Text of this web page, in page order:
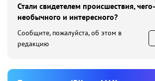
Стали свидетелем происшествия,
необычного и интересного?
Сообщите, пожалуйста, об этом в
редакцию